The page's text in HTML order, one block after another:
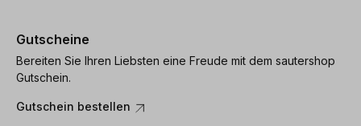
Gutscheine
Bereiten Sie Ihren Liebsten eine Freude mit dem sautershop
Gutschein.
Gutschein bestellen